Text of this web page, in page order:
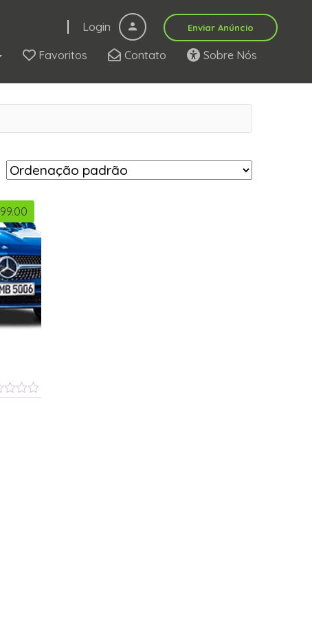
Login Enviar Anúncio
Favoritos Contato Sobre Nós
99.00